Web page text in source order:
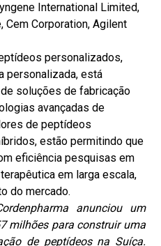
International Limited,
Cem Corporation, Agilent
personalizados,
personalizada, está
soluções de fabricação
avançadas de
de peptídeos
estão permitindo que
eficiência pesquisas em
em larga escala,
do mercado.
anunciou um
milhões para construir uma
de peptídeos na Suíça.